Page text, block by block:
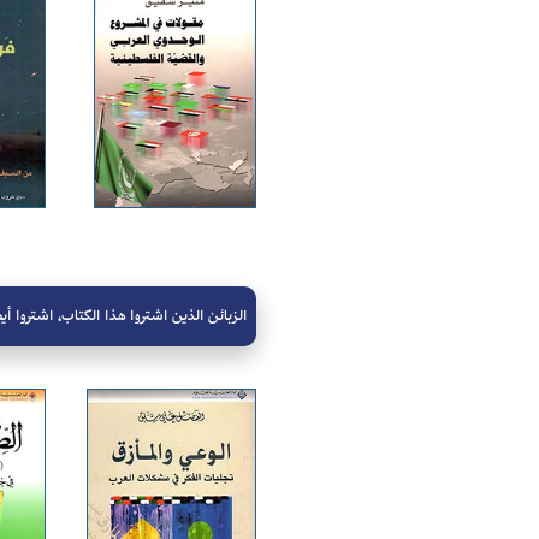
الزبائن الذين اشتروا هذا الكتاب، اشتروا